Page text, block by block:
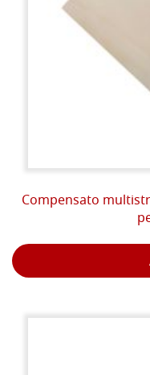
Compensato